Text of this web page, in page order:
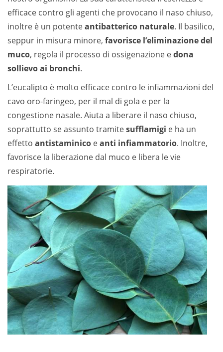
efficace contro gli agenti che provocano il naso chiuso,
inoltre è un potenteantibatterico naturale. Il basilico,
seppur in misura minore, favorisce l’eliminazione del
muco, regola il processo di ossigenazione edona
sollievo ai bronchi.
L’eucalipto è molto efficace contro le infiammazioni del
cavo oro-faringeo, per il mal di gola e per la
congestione nasale. Aiuta a liberare il naso chiuso,
soprattutto se assunto tramitesufflamigi e ha un
effetto antistaminico eanti infiammatorio. Inoltre,
favorisce la liberazione dal muco e libera le vie
respiratorie.